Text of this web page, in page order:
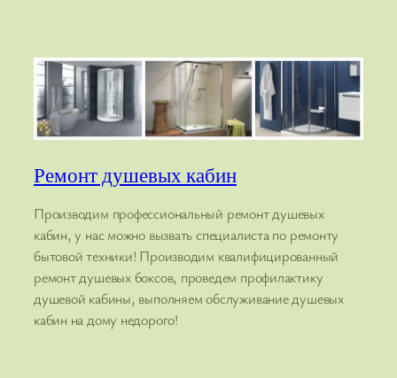
Ремонт душевых кабин
Производим профессиональный ремонт душевых
кабин, у нас можно вызвать специалиста по ремонту
бытовой техники! Производим квалифицированный
ремонт душевых боксов, проведем профилактику
душевой кабины, выполняем обслуживание душевых
кабин на дому недорого!